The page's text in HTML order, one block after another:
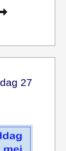
27